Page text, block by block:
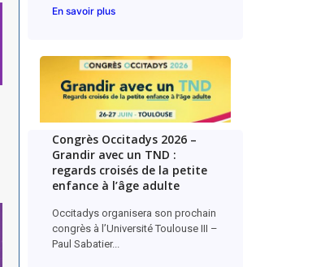
En savoir plus
Congrès Occitadys 2026 –
Grandir avec un TND :
regards croisés de la petite
enfance à l’âge adulte
Occitadys organisera son prochain
congrès à l’Université Toulouse III –
Paul Sabatier...